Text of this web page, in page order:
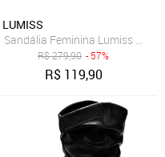
Confortável Enfeite
LUMISS
Sandália Feminina Lumiss
R$279,90 - 57%
R$ 119,90